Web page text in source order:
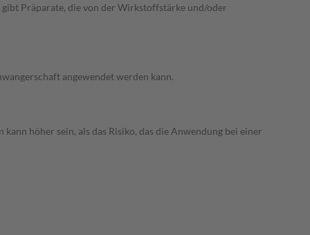
Präparate, die von der Wirkstoffstärke und/oder
angewendet werden kann.
höher sein, als das Risiko, das die Anwendung bei einer